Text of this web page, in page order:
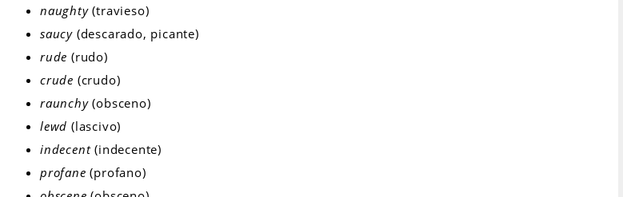
naughty(travieso)
saucy (descarado, picante)
rude (rudo)
crude (crudo)
raunchy(obsceno)
lewd (lascivo)
indecent(indecente)
profane (profano)